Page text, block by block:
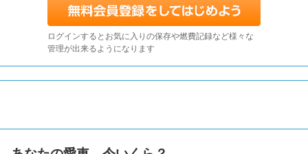
ログインするとお気に入りの保存や燃費記録など様々な
管理が出来るようになります